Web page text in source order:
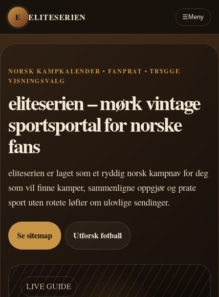
E ELITESERIEN ☰ Meny
NORSK KAMPKALENDER • FANPRAT • TRYGGE
VISNINGSVALG
eliteserien – mørk vintage
sportsportal for norske
fans
eliteserien er laget som et ryddig norsk kampnav for deg
som vil finne kamper, sammenligne oppgjør og prate
sport uten rotete løfter om ulovlige sendinger.
Se sitemap Utforsk fotball
LIVE GUIDE